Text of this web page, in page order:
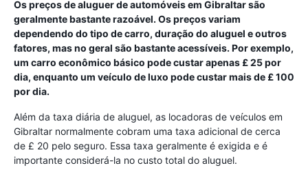
Os preços de aluguer de automóveis em Gibraltar são
geralmente bastante razoável. Os preços variam
dependendo do tipo de carro, duração do aluguel e outros
fatores, mas no geral são bastante acessíveis. Por exemplo,
um carro econômico básico pode custar apenas £ 25 por
dia, enquanto um veículo de luxo pode custar mais de £ 100
por dia.
Além da taxa diária de aluguel, as locadoras de veículos em
Gibraltar normalmente cobram uma taxa adicional de cerca
de £ 20 pelo seguro. Essa taxa geralmente é exigida e é
importante considerá-la no custo total do aluguel.